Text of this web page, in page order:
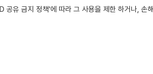
유 금지 정책'에 따라 그 사용을 제한 하거나, 손